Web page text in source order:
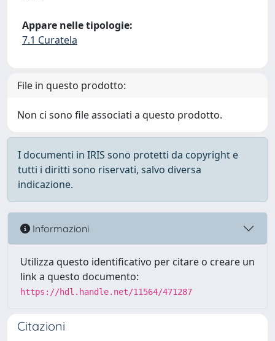
Appare nelle tipologie:
7.1 Curatela
File in questo prodotto:
Non ci sono file associati a questo prodotto.
I documenti in IRIS sono protetti da copyright e
tutti i diritti sono riservati, salvo diversa
indicazione.
Informazioni
Utilizza questo identificativo per citare o creare un
link a questo documento:
https://hdl.handle.net/11564/471287
Citazioni